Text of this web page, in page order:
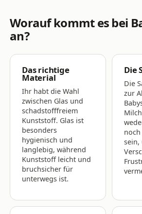
Worauf kommt es bei
an?
Das richtige
Material
Ihr habt die Wahl
zwischen Glas und
schadstofffreiem
Kunststoff. Glas ist
besonders
hygienisch und
langlebig, während
Kunststoff leicht und
bruchsicher für
unterwegs ist.
Die
Die
zur
sein,